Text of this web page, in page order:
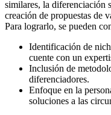
similares, la diferenciación
creación de propuestas de
Para lograrlo, se pueden
Identificación de
cuente con un
Inclusión de
diferenciadores.
Enfoque en la
soluciones a las